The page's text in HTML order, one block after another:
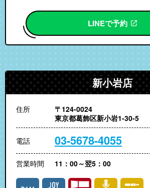
LINEで予約
新小岩店
住所
〒124-0024
東京都葛飾区新小岩1-30-5
電話 03-5678-4055
営業時間 11：00～翌5：00